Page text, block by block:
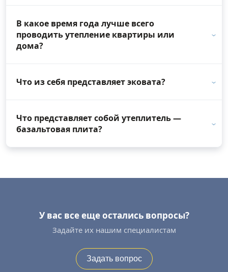
В какое время года лучше всего
проводить утепление квартиры или
дома?
Что из себя представляет эковата?
Что представляет собой утеплитель —
базальтовая плита?
У вас все еще остались вопросы?
Задайте их нашим специалистам
Задать вопрос